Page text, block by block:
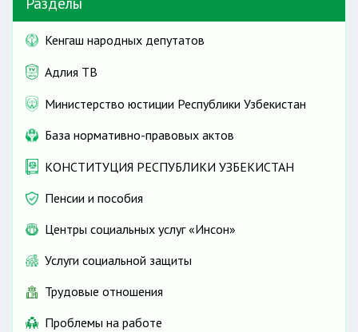
Кенгаш народных депутатов
Адлия ТВ
Министерство юстиции Республики Узбекистан
База нормативно-правовых актов
КОНСТИТУЦИЯ РЕСПУБЛИКИ УЗБЕКИСТАН
Пенсии и пособия
Центры социальных услуг «Инсон»
Услуги социальной защиты
Трудовые отношения
Проблемы на работе